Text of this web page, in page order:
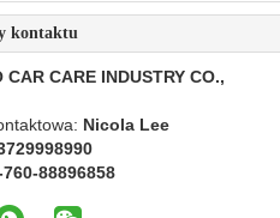
kontaktu
CAR CARE INDUSTRY CO.,
Nicola Lee
760-88896858